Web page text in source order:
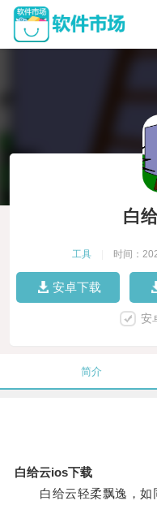
白
工具 时间：
安卓下载
安
简介
白给云ios下载
白给云轻柔飘逸，如